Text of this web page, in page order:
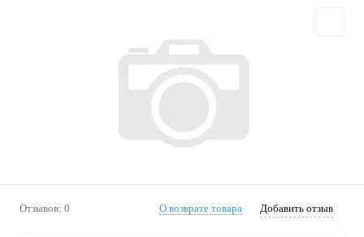
Отзывов: 0 О возврате товара Добавить отзыв